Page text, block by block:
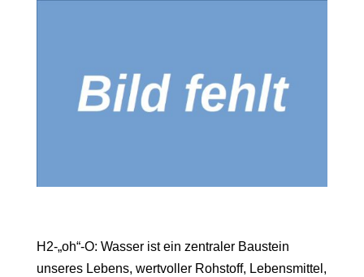
H2-„oh“-O: Wasser ist ein zentraler Baustein
unseres Lebens, wertvoller Rohstoff, Lebensmittel,